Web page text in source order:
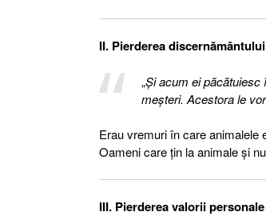
II. Pierderea
„Şi acum ei păcătuiesc
meşteri. Acestora le
Erau vremuri în care animalele
Oameni care ţin la animale şi
III. Pierderea valorii personale